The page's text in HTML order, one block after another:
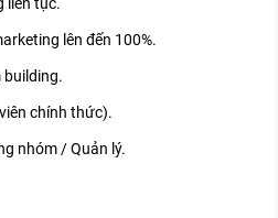
lên đến 100%.
building.
chính thức).
nhóm / Quản lý.